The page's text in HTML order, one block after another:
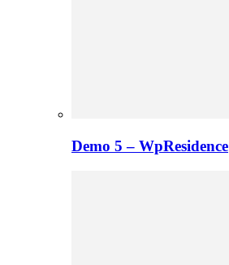
Demo 5 – WpResidence